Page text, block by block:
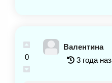
в прохождении не было,
вебинары и отвечала и
вебинары проводила и
потрясающие практики,
0
Валентина
3 года